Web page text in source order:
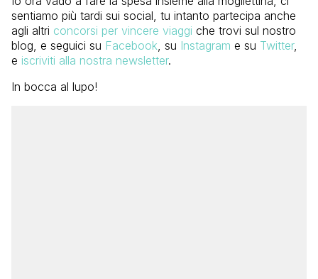
sentiamo più tardi sui social, tu intanto partecipa anche
agli altri concorsi per vincere viaggi che trovi sul nostro
blog, e seguici su Facebook, su Instagram e su Twitter,
e iscriviti alla nostra newsletter.
In bocca al lupo!